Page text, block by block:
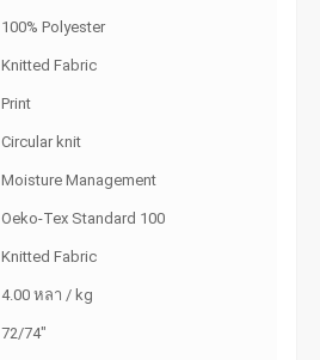
100% Polyester
Knitted Fabric
Print
Circular knit
Moisture Management
Oeko-Tex Standard 100
Knitted Fabric
4.00 หลา / kg
72/74"